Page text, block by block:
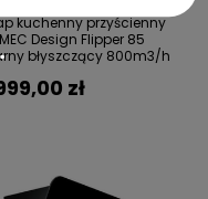
kuchenny przyścienny
Design Flipper 85
błyszczący 800m3/h
zł